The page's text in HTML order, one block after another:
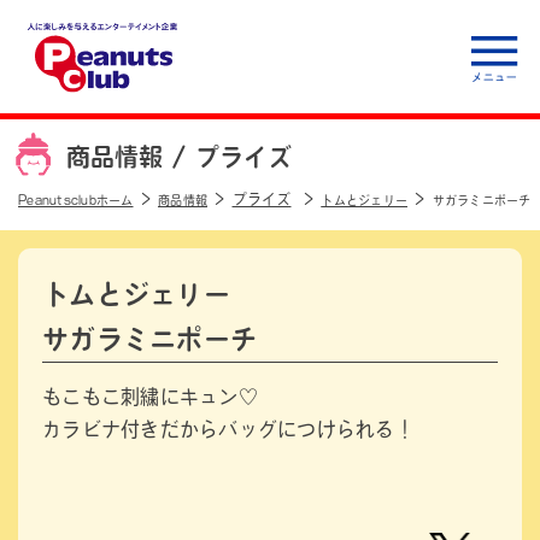
人に楽しみを与えるエ
ンターテイメント企
業 Peanuts club
商品情報 / プライズ
Peanutsclubホーム 商品情報 プライズ トムとジェリー サガラミニポーチ
トムとジェリー
サガラミニポーチ
もこもこ刺繍にキュン♡
カラビナ付きだからバッグにつけられる！